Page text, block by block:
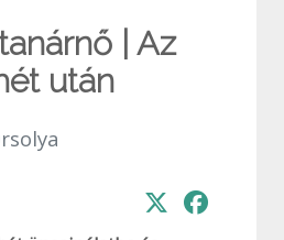
| Az
után